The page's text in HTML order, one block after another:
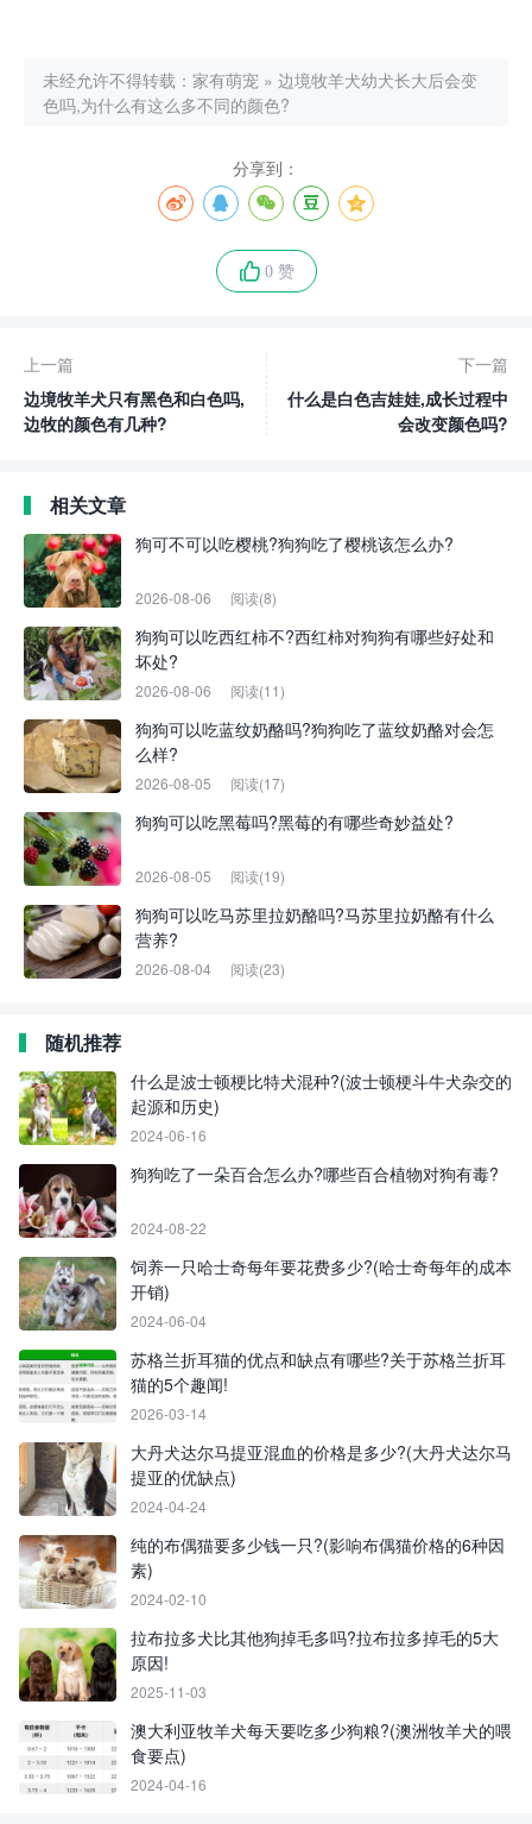
未经允许不得转载： 家有萌宠 » 边境牧羊犬幼犬长大后会变
色吗,为什么有这么多不同的颜色?
分享到：
0 赞
上一篇
边境牧羊犬只有黑色和白色吗,
边牧的颜色有几种?
下一篇
什么是白色吉娃娃,成长过程中
会改变颜色吗?
相关文章
狗可不可以吃樱桃?狗狗吃了樱桃该怎么办?
2026-08-06 阅读(8)
狗狗可以吃西红柿不?西红柿对狗狗有哪些好处和
坏处?
2026-08-06 阅读(11)
狗狗可以吃蓝纹奶酪吗?狗狗吃了蓝纹奶酪对会怎
么样?
2026-08-05 阅读(17)
狗狗可以吃黑莓吗?黑莓的有哪些奇妙益处?
2026-08-05 阅读(19)
狗狗可以吃马苏里拉奶酪吗?马苏里拉奶酪有什么
营养?
2026-08-04 阅读(23)
随机推荐
什么是波士顿梗比特犬混种?(波士顿梗斗牛犬杂交的
起源和历史)
2024-06-16
狗狗吃了一朵百合怎么办?哪些百合植物对狗有毒?
2024-08-22
饲养一只哈士奇每年要花费多少?(哈士奇每年的成本
开销)
2024-06-04
苏格兰折耳猫的优点和缺点有哪些?关于苏格兰折耳
猫的5个趣闻!
2026-03-14
大丹犬达尔马提亚混血的价格是多少?(大丹犬达尔马
提亚的优缺点)
2024-04-24
纯的布偶猫要多少钱一只?(影响布偶猫价格的6种因
素)
2024-02-10
拉布拉多犬比其他狗掉毛多吗?拉布拉多掉毛的5大
原因!
2025-11-03
澳大利亚牧羊犬每天要吃多少狗粮?(澳洲牧羊犬的喂
食要点)
2024-04-16